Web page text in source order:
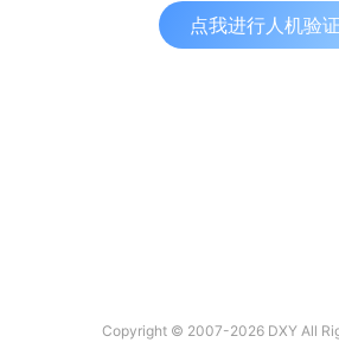
点我进行人机验证
Copyright © 2007-2026 DXY All